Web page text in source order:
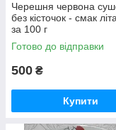
Черешня червона
без кісточок - смак
за 100 г
Готово до відправки
500 ₴
Купити